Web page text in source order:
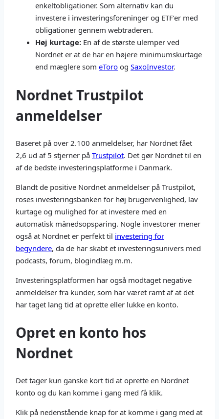
enkeltobligationer. Som alternativ kan du
investere i investeringsforeninger og ETF’er med
obligationer gennem webtraderen.
Høj kurtage: En af de største ulemper ved
Nordnet er at de har en højere minimumskurtage
end mæglere som eToro og SaxoInvestor.
Nordnet Trustpilot
anmeldelser
Baseret på over 2.100 anmeldelser, har Nordnet fået
2,6 ud af 5 stjerner på Trustpilot. Det gør Nordnet til en
af de bedste investeringsplatforme i Danmark.
Blandt de positive Nordnet anmeldelser på Trustpilot,
roses investeringsbanken for høj brugervenlighed, lav
kurtage og mulighed for at investere med en
automatisk månedsopsparing. Nogle investorer mener
også at Nordnet er perfekt til investering for
begyndere, da de har skabt et investeringsunivers med
podcasts, forum, blogindlæg m.m.
Investeringsplatformen har også modtaget negative
anmeldelser fra kunder, som har været ramt af at det
har taget lang tid at oprette eller lukke en konto.
Opret en konto hos
Nordnet
Det tager kun ganske kort tid at oprette en Nordnet
konto og du kan komme i gang med få klik.
Klik på nedenstående knap for at komme i gang med at